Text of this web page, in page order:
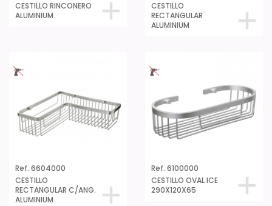
CESTILLO RINCONERO
ALUMINIUM
CESTILLO
RECTANGULAR
ALUMINIUM
Ref. 6604000
CESTILLO
RECTANGULAR C/ANG.
ALUMINIUM
Ref. 6100000
CESTILLO OVAL ICE
290X120X65